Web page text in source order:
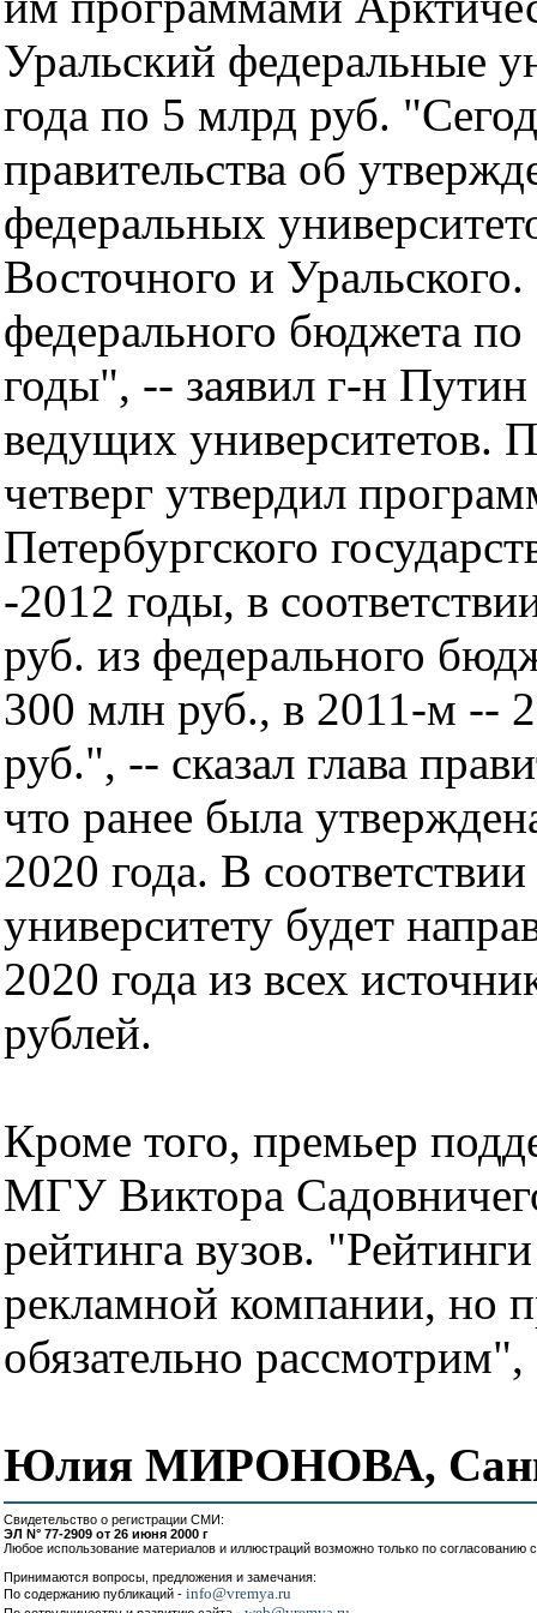
Уральский федеральные
года по 5 млрд руб.
правительства об
федеральных
Восточного и
федерального бюджета
годы", -- заявил г-н
ведущих университетов.
четверг утвердил
Петербургского
-2012 годы, в
руб. из федерального
300 млн руб., в 2011-м --
руб.", -- сказал глава
что ранее была
2020 года. В
университету будет
2020 года из всех
рублей.
Кроме того, премьер
МГУ Виктора
рейтинга вузов.
рекламной компании, но
обязательно
Юлия МИРОНОВА,
Свидетельство о регистрации СМИ:
ЭЛ N° 77-2909 от 26 июня 2000 г
Любое использование материалов и иллюстраций возможно только по согласованию
Принимаются вопросы, предложения и замечания:
По содержанию публикаций - info@vremya.ru